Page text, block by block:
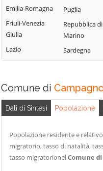
Sopra
Casaletto Vaprio
Casteldidone
Castelleone
Castelverde
Castelvisconti
Cella Dati
Chieve
Offanengo
Olmeneta
Paderno
Palazzo
Pandino
Persico
Pessina
Emilia-Romagna
Friuli-Venezia
Giulia
Lazio
Puglia
Repubblica
Marino
Sardegna
Comune di
Dati di Sintesi Popolazione
Popolazione residente e
migratorio, tasso di natalità,
tasso migratorionelComune di